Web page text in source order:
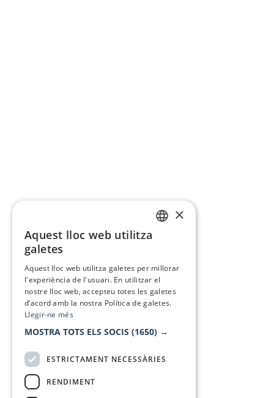
×
Aquest lloc web utilitza
galetes
Aquest lloc web utilitza galetes per millorar
l'experiència de l'usuari. En utilitzar el
nostre lloc web, accepteu totes les galetes
d’acord amb la nostra Política de galetes.
Llegir-ne més
MOSTRA TOTS ELS SOCIS (1650) →
ESTRICTAMENT NECESSÀRIES
RENDIMENT